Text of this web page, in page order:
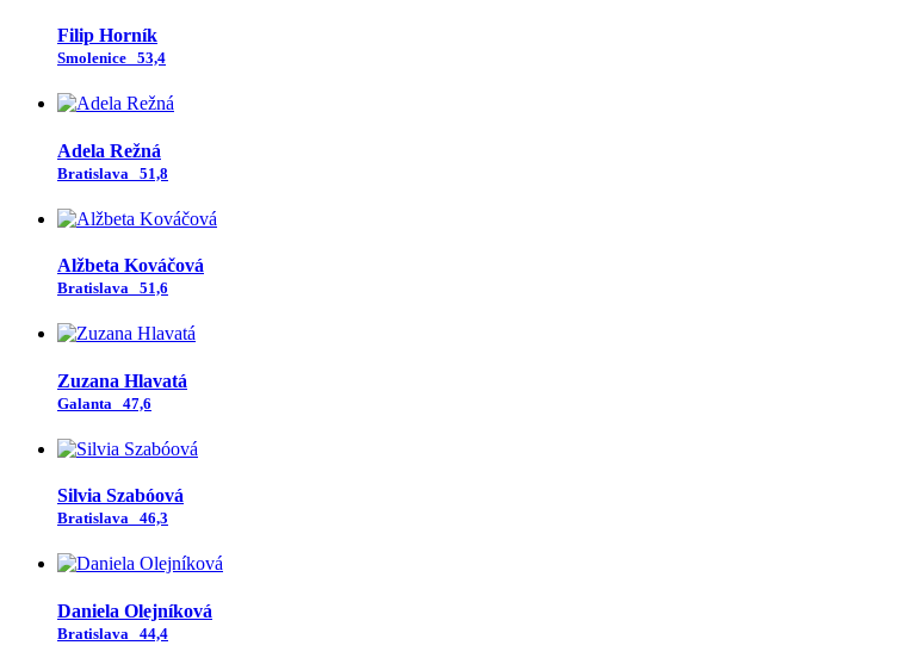
Filip Horník
Smolenice 53,4
Adela Režná
Bratislava 51,8
Alžbeta Kováčová
Bratislava 51,6
Zuzana Hlavatá
Galanta 47,6
Silvia Szabóová
Bratislava 46,3
Daniela Olejníková
Bratislava 44,4